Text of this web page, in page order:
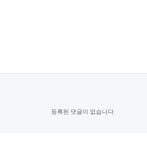
등록된 댓글이 없습니다.